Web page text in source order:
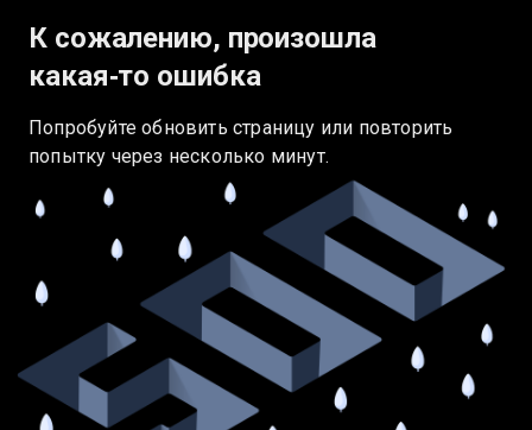
К сожалению, произошла
какая‑то ошибка
Попробуйте обновить страницу или повторить
попытку через несколько минут.